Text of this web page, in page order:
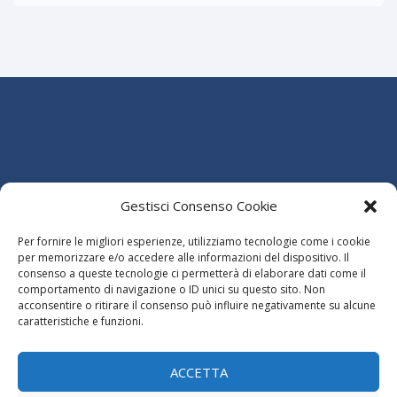
Gestisci Consenso Cookie
Per fornire le migliori esperienze, utilizziamo tecnologie come i cookie
per memorizzare e/o accedere alle informazioni del dispositivo. Il
consenso a queste tecnologie ci permetterà di elaborare dati come il
comportamento di navigazione o ID unici su questo sito. Non
acconsentire o ritirare il consenso può influire negativamente su alcune
caratteristiche e funzioni.
ACCETTA
della Provincia di Avellino
Via Francesco Fariello, 83100 Avellino AV
Tel 0825.33444 - fax 0825.34268
C.F.: 92068310645
Privacy-Cookie
Dichiarazione di accessibilità